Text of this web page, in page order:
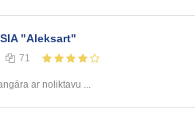
"Aleksart"
71
ar noliktavu ...